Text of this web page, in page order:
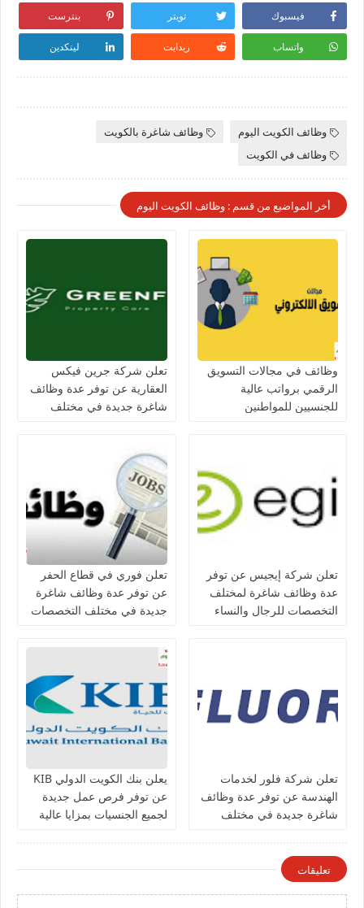
فيسبوك تويتر بنترست
واتساب ريدايت لينكدين
وظائف الكويت اليوم
وظائف شاغرة بالكويت
وظائف في الكويت
أخر المواضيع من قسم : وظائف الكويت اليوم
وظائف في مجالات التسويق
الرقمي برواتب عالية
للجنسيين للمواطنين
تعلن شركة جرين فيكس
العقارية عن توفر عدة وظائف
شاغرة جديدة في مختلف
تعلن شركة إيجيس عن توفر
عدة وظائف شاغرة لمختلف
التخصصات للرجال والنساء
تعلن فوري في قطاع الحفر
عن توفر عدة وظائف شاغرة
جديدة في مختلف التخصصات
تعلن شركة فلور لخدمات
الهندسة عن توفر عدة وظائف
شاغرة جديدة في مختلف
يعلن بنك الكويت الدولي KIB
عن توفر فرص عمل جديدة
لجميع الجنسيات بمزايا عالية
تعليقات